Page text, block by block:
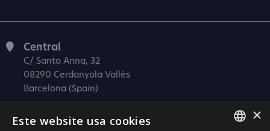
Central
C/ Santa Anna, 32
08290 Cerdanyola Vallès
Barcelona (Spain)
C/ Josep Estivill, 11-13
×
Este website usa cookies